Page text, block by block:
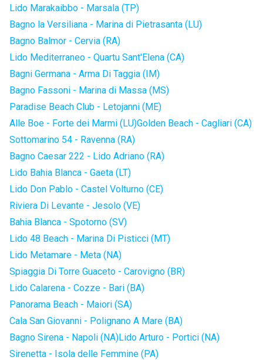
Lido Marakaibbo - Marsala (TP)
Bagno la Versiliana - Marina di Pietrasanta (LU)
Bagno Balmor - Cervia (RA)
Lido Mediterraneo - Quartu Sant'Elena (CA)
Bagni Germana - Arma Di Taggia (IM)
Bagno Fassoni - Marina di Massa (MS)
Paradise Beach Club - Letojanni (ME)
Alle Boe - Forte dei Marmi (LU)Golden Beach - Cagliari (CA)
Sottomarino 54 - Ravenna (RA)
Bagno Caesar 222 - Lido Adriano (RA)
Lido Bahia Blanca - Gaeta (LT)
Lido Don Pablo - Castel Volturno (CE)
Riviera Di Levante - Jesolo (VE)
Bahia Blanca - Spotorno (SV)
Lido 48 Beach - Marina Di Pisticci (MT)
Lido Metamare - Meta (NA)
Spiaggia Di Torre Guaceto - Carovigno (BR)
Lido Calarena - Cozze - Bari (BA)
Panorama Beach - Maiori (SA)
Cala San Giovanni - Polignano A Mare (BA)
Bagno Sirena - Napoli (NA)Lido Arturo - Portici (NA)
Sirenetta - Isola delle Femmine (PA)